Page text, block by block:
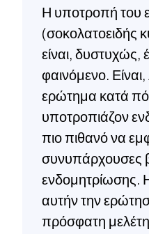
Η υποτροπή του
(σοκολατοειδής
είναι, δυστυχώς,
φαινόμενο.
ερώτημα κατά
υποτροπιάζον
πιο πιθανό να
συνυπάρχουσες
ενδομητρίωσης.
αυτήν την
πρόσφατη